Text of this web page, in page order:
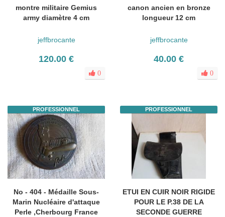
montre militaire Gemius
army diamètre 4 cm
jeffbrocante
120.00 €
0
canon ancien en bronze
longueur 12 cm
jeffbrocante
40.00 €
0
PROFESSIONNEL
No - 404 - Médaille Sous-
Marin Nucléaire d'attaque
Perle ,Cherbourg France
PROFESSIONNEL
ETUI EN CUIR NOIR RIGIDE
POUR LE P.38 DE LA
SECONDE GUERRE